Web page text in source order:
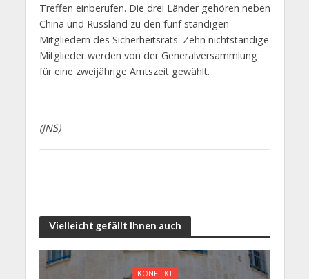
Treffen einberufen. Die drei Länder gehören neben
China und Russland zu den fünf ständigen
Mitgliedern des Sicherheitsrats. Zehn nichtständige
Mitglieder werden von der Generalversammlung
für eine zweijährige Amtszeit gewählt.
(JNS)
Vielleicht gefällt Ihnen auch
KONFLIKT